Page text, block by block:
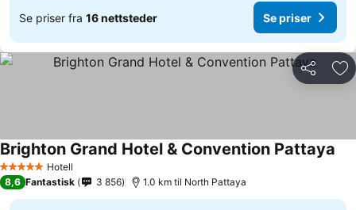
Se priser fra 16 nettsteder Se priser
Del
5 Stjerner Hotell
Brighton Grand Hotel & Convention Pattaya
8,6 Fantastisk 3 856 1.0 km til North Pattaya